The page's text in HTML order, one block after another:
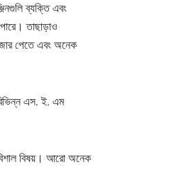
ব্যক্তি এবং
তাছাড়াও
পেতে এবং অনেক
এস. ই. এম
বিশাল বিষয়। আরো অনেক